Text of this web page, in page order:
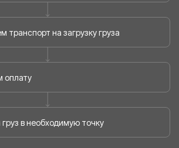
транспорт на загрузку груза
оплату
в необходимую точку